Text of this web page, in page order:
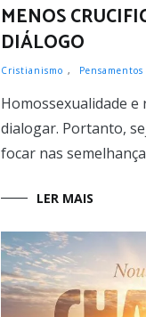
MENOS
DIÁLOGO
Cristianismo , Pensamentos
Homossexualidade e
dialogar. Portanto,
focar nas
LER MAIS